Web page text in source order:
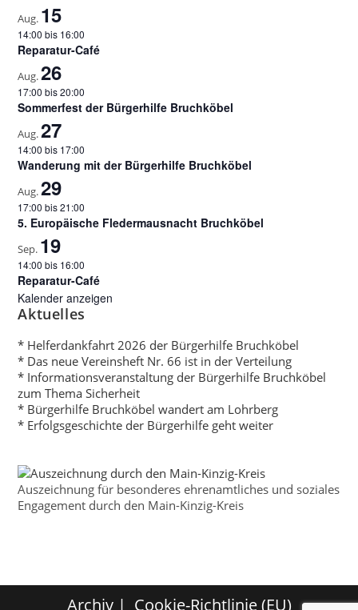
Aug. 15
14:00 bis 16:00
Reparatur-Café
Aug.26
17:00 bis20:00
Sommerfest der Bürgerhilfe Bruchköbel
Aug.27
14:00 bis 17:00
Wanderung mit der Bürgerhilfe Bruchköbel
Aug.29
17:00 bis21:00
5. Europäische Fledermausnacht Bruchköbel
Sep. 19
14:00 bis 16:00
Reparatur-Café
Kalender anzeigen
Aktuelles
* Helferdankfahrt 2026 der Bürgerhilfe Bruchköbel
* Das neue Vereinsheft Nr. 66 ist in der Verteilung
* Informationsveranstaltung der Bürgerhilfe Bruchköbel
zum Thema Sicherheit
* Bürgerhilfe Bruchköbel wandert am Lohrberg
* Erfolgsgeschichte der Bürgerhilfe geht weiter
Auszeichnung für besonderes ehrenamtliches und soziales
Engagement durch den Main-Kinzig-Kreis
Archiv Cookie-Richtlinie (EU)